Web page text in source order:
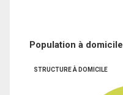
Population à domicile
STRUCTURE À DOMICILE